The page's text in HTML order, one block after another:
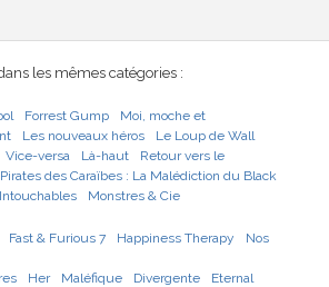
les mêmes catégories :
Forrest Gump
Moi, moche et
Les nouveaux héros
Le Loup de Wall
Vice-versa Là-haut
Retour vers le
Pirates des Caraïbes : La Malédiction du Black
Intouchables Monstres & Cie
Fast & Furious 7 Happiness Therapy
Nos
Her Maléfique Divergente Eternal